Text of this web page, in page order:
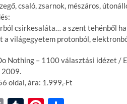
csaló, zsarnok, mészáros,
csirkesaláta… a szent tehénből
a világegyetem protonból,
Nothing – 1100 választási idézet /
2009.
oldal, ára: 1.999,-Ft